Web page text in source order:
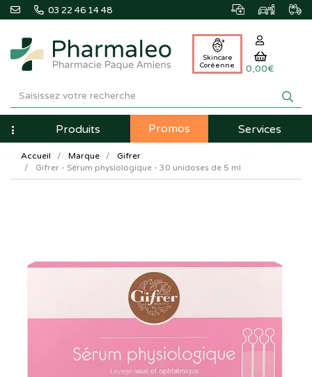
03 22 46 14 48
Pharmaleo
Pharmacie
Paque
Amiens
Skincare
Coréenne
0,00€
NavigationProduits Promos Services
Accueil Marque
Gifrer
Gifrer - Sérum physiologique - 30 unidoses de 5 ml